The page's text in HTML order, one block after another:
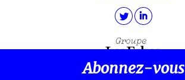
Abonnez-vous